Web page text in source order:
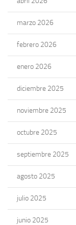
marzo 2026
febrero 2026
enero 2026
diciembre 2025
noviembre 2025
octubre 2025
septiembre 2025
agosto 2025
julio 2025
junio 2025